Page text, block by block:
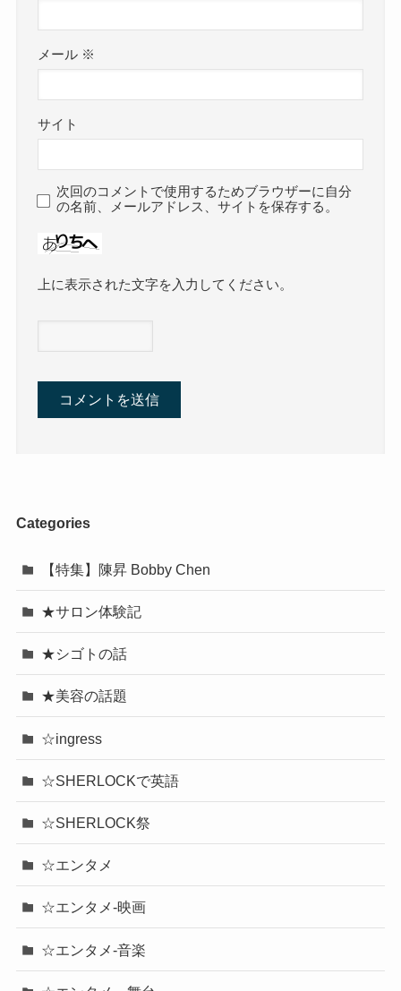
メール ※
サイト
次回のコメントで使用するためブラウザーに自分
の名前、メールアドレス、サイトを保存する。
上に表示された文字を入力してください。
Categories
【特集】陳昇 Bobby Chen
★サロン体験記
★シゴトの話
★美容の話題
☆ingress
☆SHERLOCKで英語
☆SHERLOCK祭
☆エンタメ
☆エンタメ-映画
☆エンタメ-音楽